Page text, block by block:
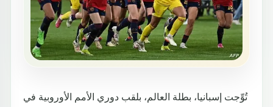
تُوِّجت إسبانيا، بطلة العالم، بلقب دوري الأمم الأوروبية في